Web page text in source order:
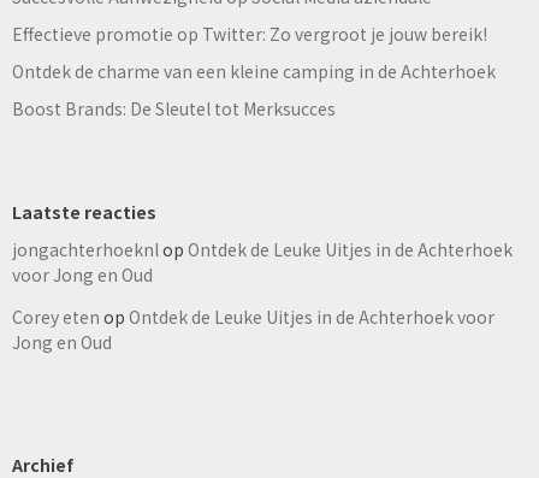
Effectieve promotie op Twitter: Zo vergroot je jouw bereik!
Ontdek de charme van een kleine camping in de Achterhoek
Boost Brands: De Sleutel tot Merksucces
Laatste reacties
jongachterhoeknl op Ontdek de Leuke Uitjes in de Achterhoek
voor Jong en Oud
Corey eten op Ontdek de Leuke Uitjes in de Achterhoek voor
Jong en Oud
Archief